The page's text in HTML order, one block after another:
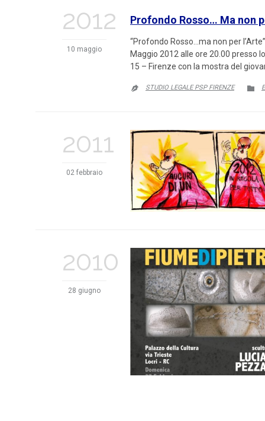
2012
10 maggio
Profondo Rosso… Ma non
“Profondo Rosso…ma non per
Maggio 2012 alle ore 20.00 presso
15 – Firenze con la mostra del
 STUDIO LEGALE PSP FIRENZE 
2011
02 febbraio
2010
28 giugno